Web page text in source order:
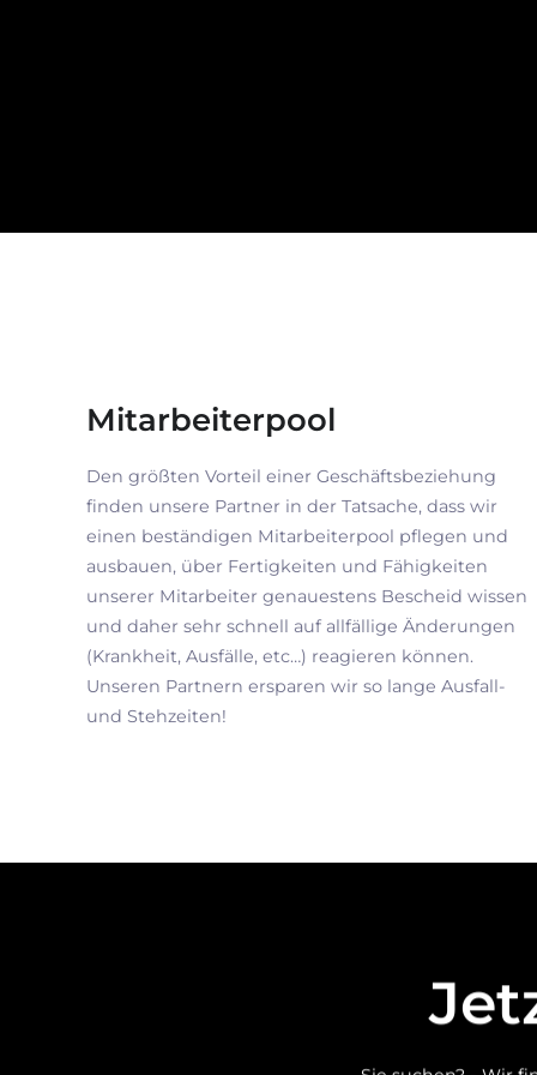
Mitarbeiterpool
Den größten Vorteil einer Geschäftsbeziehung
finden unsere Partner in der Tatsache, dass wir
einen beständigen Mitarbeiterpool pflegen und
ausbauen, über Fertigkeiten und Fähigkeiten
unserer Mitarbeiter genauestens Bescheid wissen
und daher sehr schnell auf allfällige Änderungen
(Krankheit, Ausfälle, etc…) reagieren können.
Unseren Partnern ersparen wir so lange Ausfall-
und Stehzeiten!